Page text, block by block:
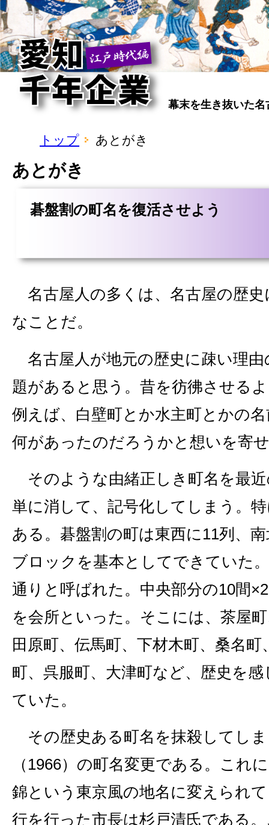
幕末を生き抜いた
トップ あとがき
あとがき
碁盤割の町名を復活させよう
名古屋人の多くは、名古屋の歴
なことだ。
名古屋人が地元の歴史に疎い理由
題があると思う。昔を彷彿させる
例えば、白壁町とか水主町とかの
何があったのだろうかと想いを寄
そのような由緒正しき町名を最
単に消して、記号化してしまう。
ある。碁盤割の町は東西に11列、
ブロックを基本としてできていた
通りと呼ばれた。中央部分の10間
を会所といった。そこには、茶屋
田原町、伝馬町、下材木町、桑名町
町、呉服町、大津町など、歴史を
ていた。
その歴史ある町名を抹殺してし
（1966）の町名変更である。これ
錦という東京風の地名に変えられ
行を行った市長は杉戸清氏である